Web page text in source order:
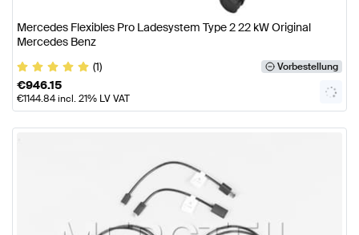
Mercedes Flexibles Pro Ladesystem Type 2 22 kW Original
Mercedes Benz
(1)
Vorbestellung
€946.15
€1144.84incl. 21% LV VAT